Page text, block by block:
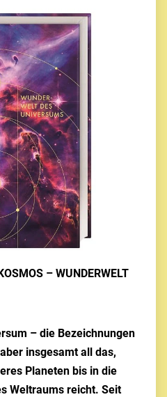
– WUNDERWELT
– die Bezeichnungen
insgesamt all das,
Planeten bis in die
Weltraums reicht. Seit